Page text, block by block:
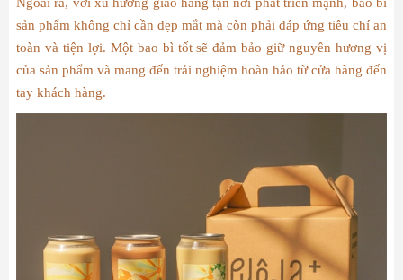
Ngoài ra, với xu hướng giao hàng tận nơi phát triển mạnh, bao bì
sản phẩm không chỉ cần đẹp mắt mà còn phải đáp ứng tiêu chí an
toàn và tiện lợi. Một bao bì tốt sẽ đảm bảo giữ nguyên hương vị
của sản phẩm và mang đến trải nghiệm hoàn hảo từ cửa hàng đến
tay khách hàng.